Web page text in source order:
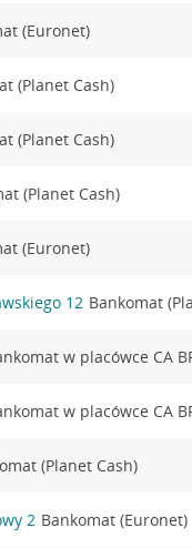
(Euronet)
(Planet Cash)
(Planet Cash)
(Planet Cash)
(Euronet)
12 Bankomat
w placówce CA
w placówce CA
(Planet Cash)
2 Bankomat (Euronet)